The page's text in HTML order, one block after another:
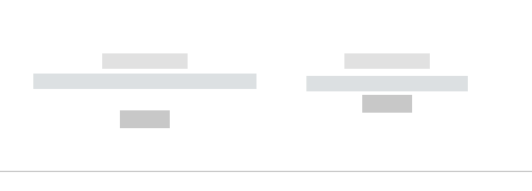
------------
----------- ----------- --------
------------
----------- -----------